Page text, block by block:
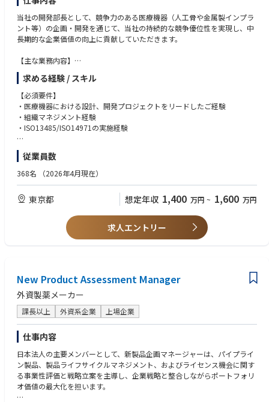
当社の開発部長として、競争力のある医療機器（人工骨や金属製インプラ
ント等）の企画・開発を通じて、当社の持続的な競争優位性を実現し、中
長期的な企業価値の向上に貢献していただきます。
【主な業務内容】
■新製品の企画・開発
∟中長期的に自社の開発環境に影響しうる技術全体のトレンド・要素技
術・素材についてのリサーチを行う
∟外部研究機関・企業と連携してシーズ開発を行う
∟営業部門やマーケティング部門、経営企画部門との連携を向上し、市場
予測に基づいたより期待収益率の高い製品開発を行う
∟営業部門やマーケティング部門と連携し、顧客の声に基づいたマーケッ
トイン型の開発体制の構築
∟開発プロセスの一元化による効率化
■薬事品質保証部との連携に基づいた、品質保証についてのコンプライア
求める経験 / スキル
【必須要件】
・医療機器における設計、開発プロジェクトをリードしたご経験
・組織マネジメント経験
・ISO13485/ISO14971の実施経験
【歓迎要件】
・非能動医療機器の設計、開発経験
・埋込医療機器の設計、開発経験
従業員数
368名 （2026年4月現在）
東京都 想定年収 1,400 万円 ~ 1,600 万円
求人エントリー
New Product Assessment Manager
外資製薬メーカー
課長以上 外資系企業 上場企業
仕事内容
日本法人の主要メンバーとして、新製品企画マネージャーは、パイプライ
ン製品、製品ライフサイクルマネジメント、およびライセンス機会に関す
る事業性評価と戦略立案を主導し、企業戦略と整合しながらポートフォリ
オ価値の最大化を担います。